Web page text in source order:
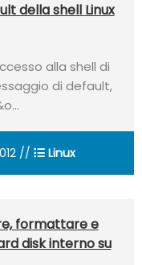
della shell Linux
alla shell di
di default,
// Linux
formattare e
disk interno su